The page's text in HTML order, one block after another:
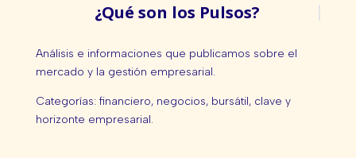
¿Qué son los Pulsos?
Análisis e informaciones que publicamos sobre el
mercado y la gestión empresarial.
Categorías: financiero, negocios, bursátil, clave y
horizonte empresarial.